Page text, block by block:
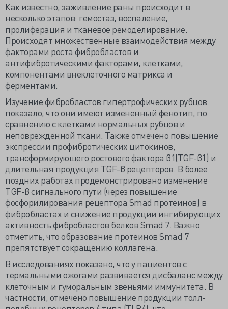
Как известно, заживление раны происходит в
несколько этапов: гемостаз, воспаление,
пролиферация и тканевое ремоделирование.
Происходят множественные взаимодействия между
факторами роста фибробластов и
антифибротическими факторами, клетками,
компонентами внеклеточного матрикса и
ферментами.
Изучение фибробластов гипертрофических рубцов
показало, что они имеют измененный фенотип, по
сравнению с клетками нормальных рубцов и
неповрежденной ткани. Также отмечено повышение
экспрессии профибротических цитокинов,
трансформирующего ростового фактора β1(TGF-β1) и
длительная продукция TGF-β рецепторов. В более
поздних работах продемонстрировано изменение
TGF-β сигнального пути (через повышение
фосфорилирования рецептора Smad протеинов) в
фибробластах и снижение продукции ингибирующих
активность фибробластов белков Smad 7. Важно
отметить, что образование протеинов Smad 7
препятствует сокращению коллагена.
В исследованиях показано, что у пациентов с
термальными ожогами развивается дисбаланс между
клеточным и гуморальным звеньями иммунитета. В
частности, отмечено повышение продукции толл-